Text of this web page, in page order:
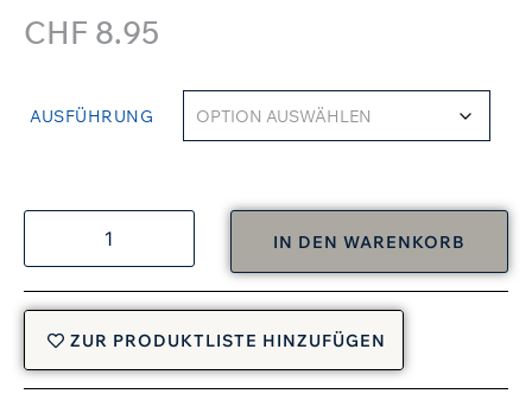
CHF 8.95
AUSFÜHRUNG
IN DEN WARENKORB
ZUR PRODUKTLISTE HINZUFÜGEN